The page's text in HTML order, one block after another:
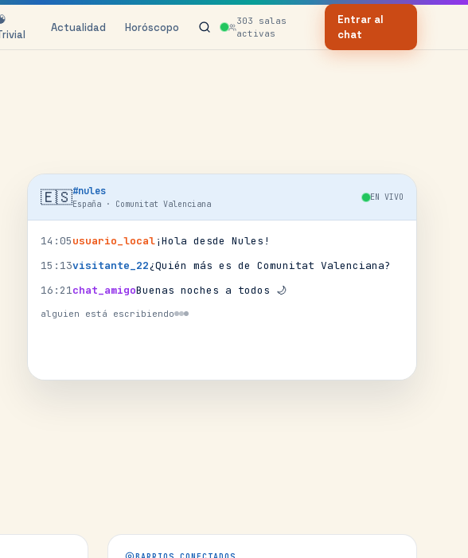
Actualidad Horóscopo 303 salas
activas
Entrar al
chat
🇪🇸#nules
España · Comunitat Valenciana
EN VIVO
14 :05usuario_local¡Hola desde Nules!
15 : 13visitante_22¿Quién más es de Comunitat Valenciana?
16 : 21chat_amigoBuenas noches a todos 🌙
alguien está escribiendo